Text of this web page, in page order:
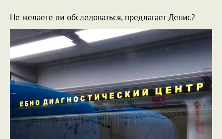
Не желаете ли обследоваться, предлагает Денис?